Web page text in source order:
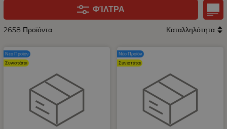
ΦΊΛΤΡΑ
2658 Προϊόντα Καταλληλότητα
Νέο Προϊόν
Συνιστάται
Νέο Προϊόν
Συνιστάται